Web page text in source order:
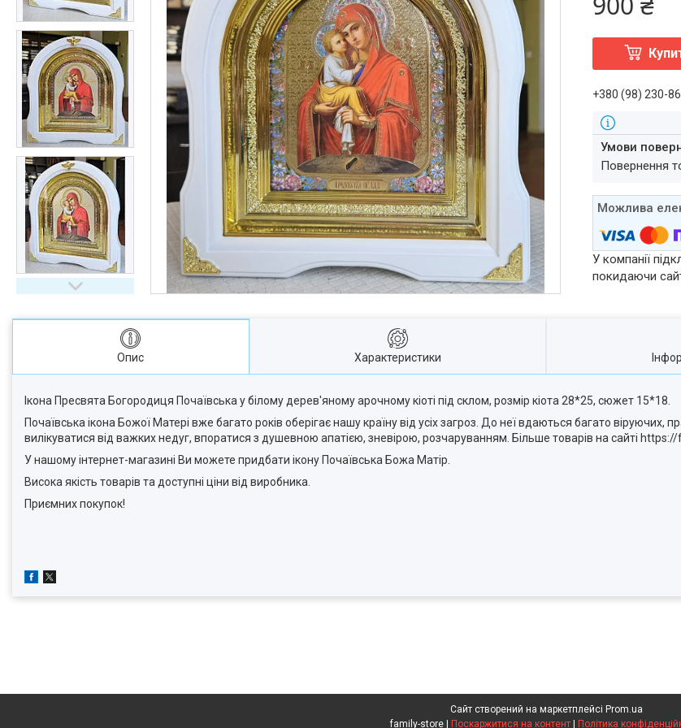
+380 (98) 230-
повернення
У компанії
покидаючи
Опис Характеристики
Ікона Пресвята Богородиця Почаївська у білому дерев'яному арочному кіоті під склом, розмір кіота 28*25, сюжет 15*18.
Почаївська ікона Божої Матері вже багато років оберігає нашу країну від усіх загроз. До неї вдаються багато віруючих,
вилікуватися від важких недуг, впоратися з душевною апатією, зневірою, розчаруванням. Більше товарів на сайті
У нашому інтернет-магазині Ви можете придбати ікону Почаївська Божа Матір.
Висока якість товарів та доступні ціни від виробника.
Приємних покупок!
Сайт створений на маркетплейсі Prom.ua
Поскаржитися на контент Політика